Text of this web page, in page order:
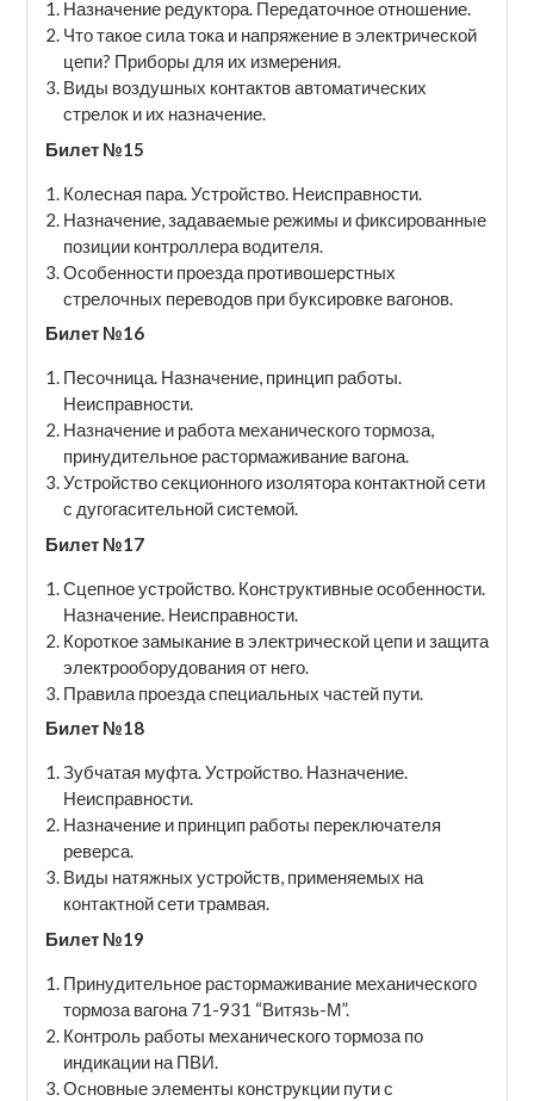
Назначение редуктора. Передаточное отношение.
Что такое сила тока и напряжение в электрической
цепи? Приборы для их измерения.
Виды воздушных контактов автоматических
стрелок и их назначение.
Билет №15
Колесная пара. Устройство. Неисправности.
Назначение, задаваемые режимы и фиксированные
позиции контроллера водителя.
Особенности проезда противошерстных
стрелочных переводов при буксировке вагонов.
Билет №16
Песочница. Назначение, принцип работы.
Неисправности.
Назначение и работа механического тормоза,
принудительное растормаживание вагона.
Устройство секционного изолятора контактной сети
с дугогасительной системой.
Билет №17
Сцепное устройство. Конструктивные особенности.
Назначение. Неисправности.
Короткое замыкание в электрической цепи и защита
электрооборудования от него.
Правила проезда специальных частей пути.
Билет №18
Зубчатая муфта. Устройство. Назначение.
Неисправности.
Назначение и принцип работы переключателя
реверса.
Виды натяжных устройств, применяемых на
контактной сети трамвая.
Билет №19
Принудительное растормаживание механического
тормоза вагона 71-931 “Витязь-М”.
Контроль работы механического тормоза по
индикации на ПВИ.
Основные элементы конструкции пути с